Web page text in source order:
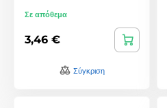
Σε απόθεμα
3,46 €
Σύγκριση